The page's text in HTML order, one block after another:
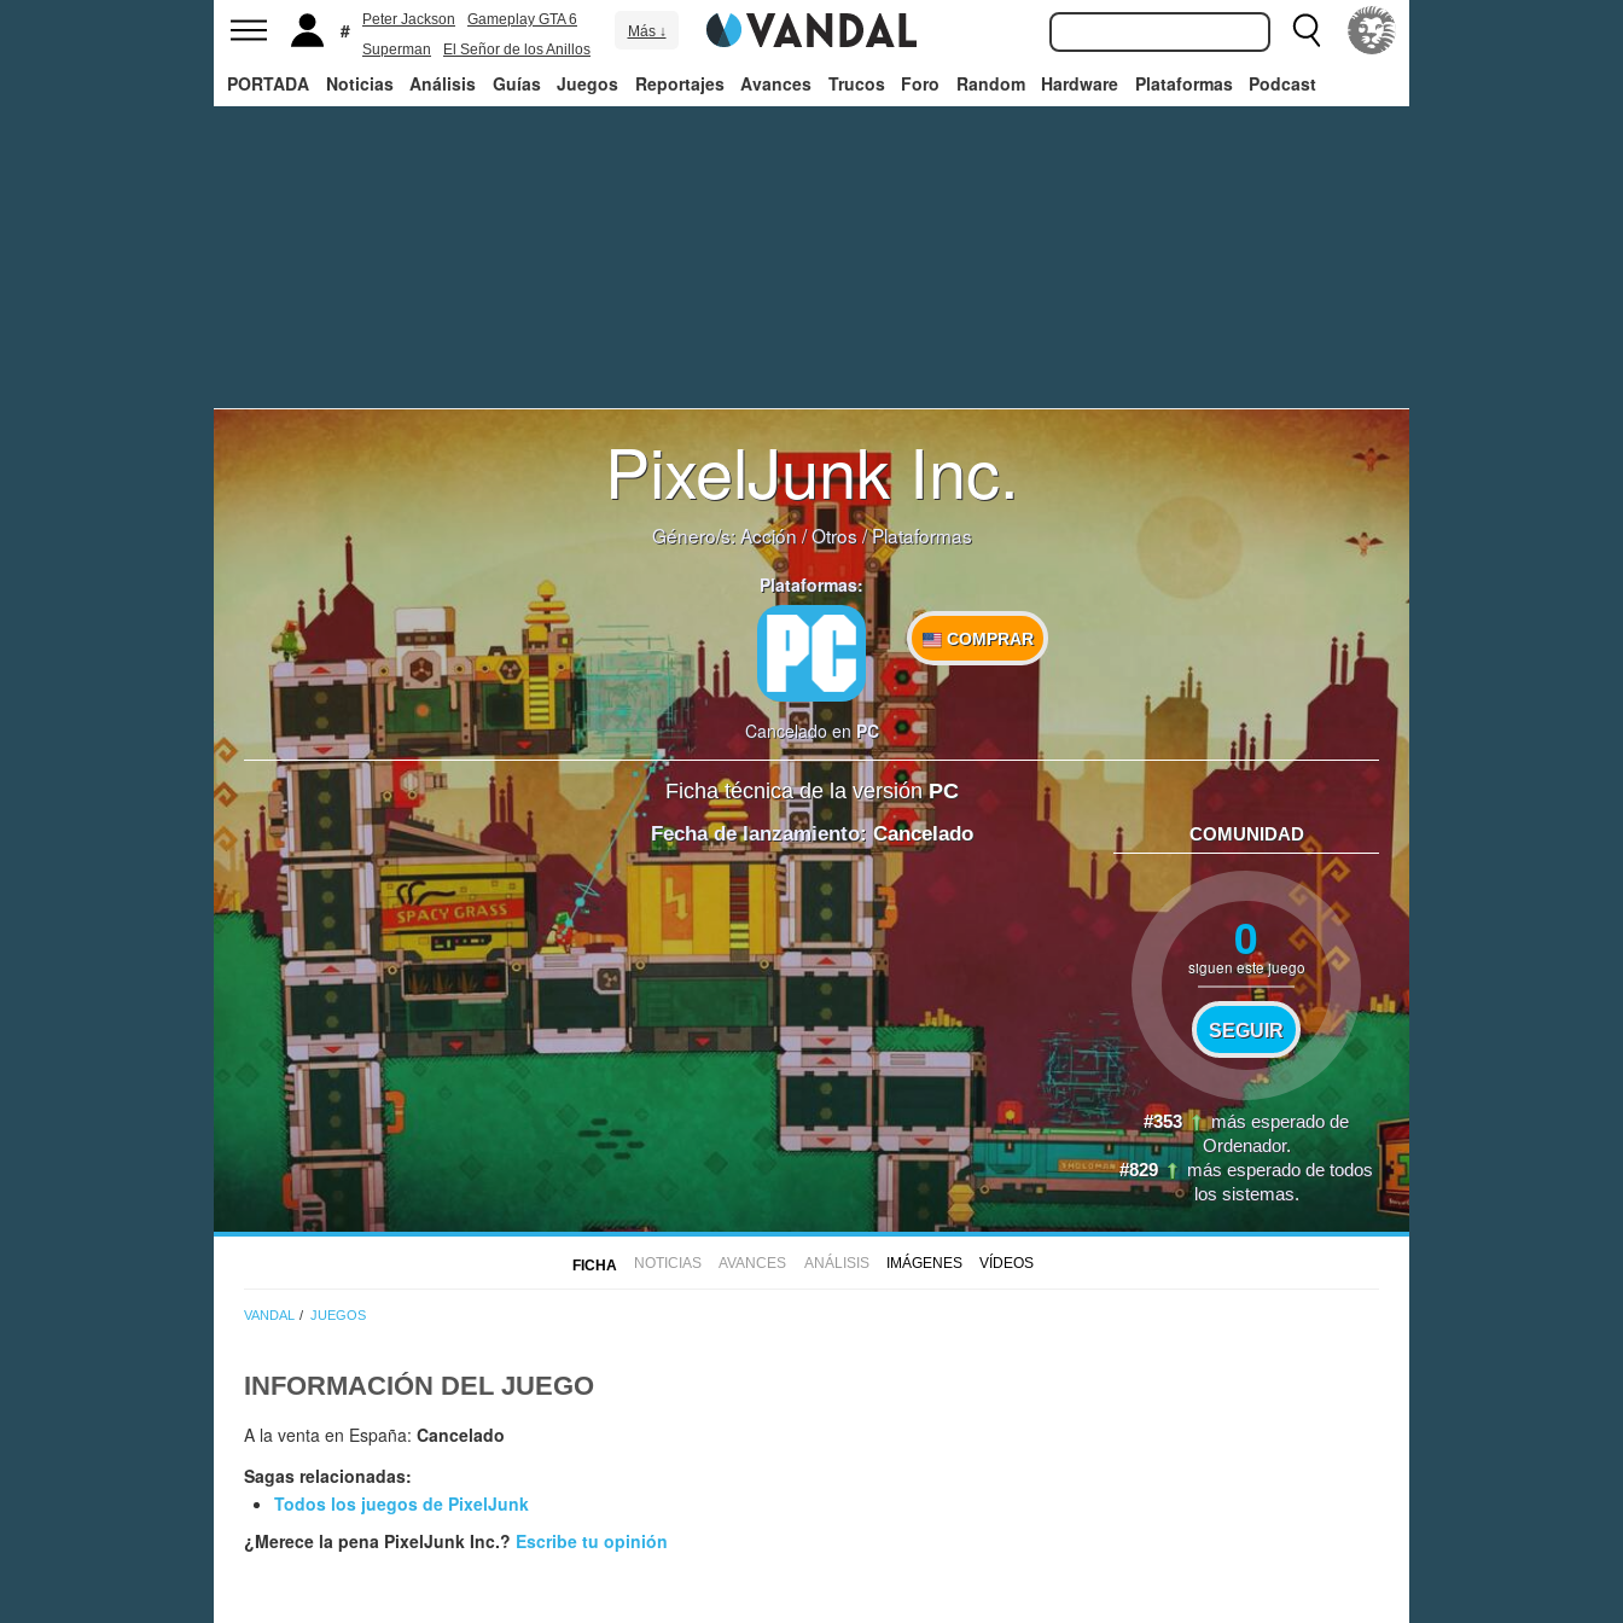
Peter Jackson
Gameplay GTA 6
Superman
El Señor de los Anillos
Más ↓
PORTADA Noticias Análisis Guías Juegos Reportajes Avances Trucos Foro Random Hardware Plataformas Podcast
PixelJunk Inc.
Género/s:Acción/Otros/Plataformas
Plataformas:
COMPRAR
Cancelado en PC
Ficha técnica de la versiónPC
Fecha de lanzamiento: Cancelado COMUNIDAD
0
siguen este juego
SEGUIR
#353
más esperado de
Ordenador.
#829
más esperado de todos
los sistemas.
FICHA NOTICIAS AVANCES ANÁLISIS IMÁGENES VÍDEOS
VANDAL JUEGOS
INFORMACIÓN DEL JUEGO
A la venta en España: Cancelado
Sagas relacionadas:
Todos los juegos de PixelJunk
¿Merece la pena PixelJunk Inc.? Escribe tu opinión